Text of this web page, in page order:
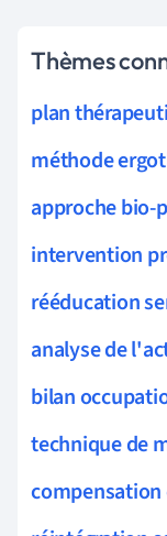
Thèmes
plan
méthode
approche bio-
intervention
rééducation
analyse de
bilan
technique de